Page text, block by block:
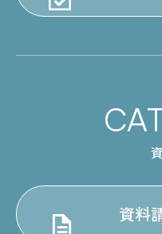
資料